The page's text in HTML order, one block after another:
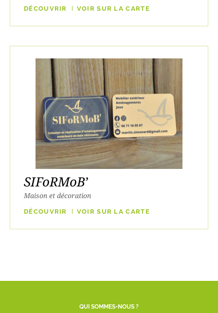
DÉCOUVRIR VOIR SUR LA CARTE
SIFoRMoB’
Maison et décoration
DÉCOUVRIR VOIR SUR LA CARTE
QUI SOMMES-NOUS ?